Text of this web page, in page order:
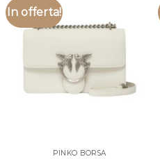
In offerta!
PINKO BORSA